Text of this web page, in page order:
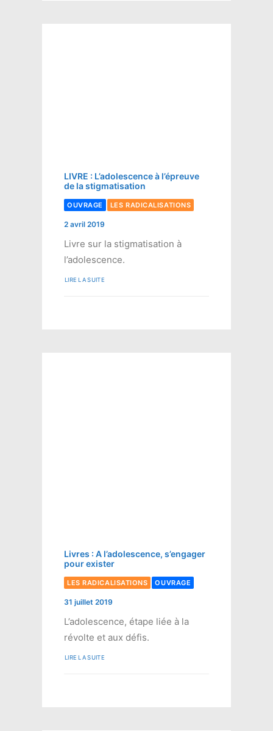
LIVRE : L’adolescence à l’épreuve
de la stigmatisation
OUVRAGE LES RADICALISATIONS
2 avril 2019
Livre sur la stigmatisation à
l’adolescence.
LIRE LA SUITE
Livres : A l’adolescence, s’engager
pour exister
LES RADICALISATIONS OUVRAGE
31 juillet 2019
L’adolescence, étape liée à la
révolte et aux défis.
LIRE LA SUITE